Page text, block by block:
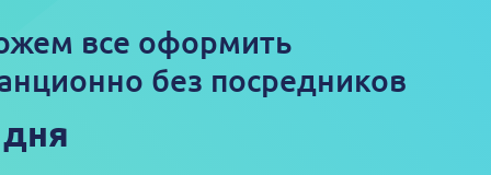
все оформить
без посредников